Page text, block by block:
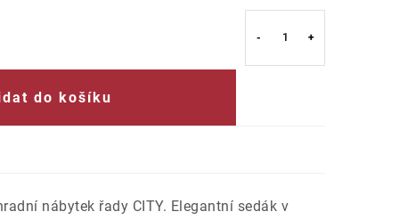
do košíku
nábytek řady CITY. Elegantní sedák v